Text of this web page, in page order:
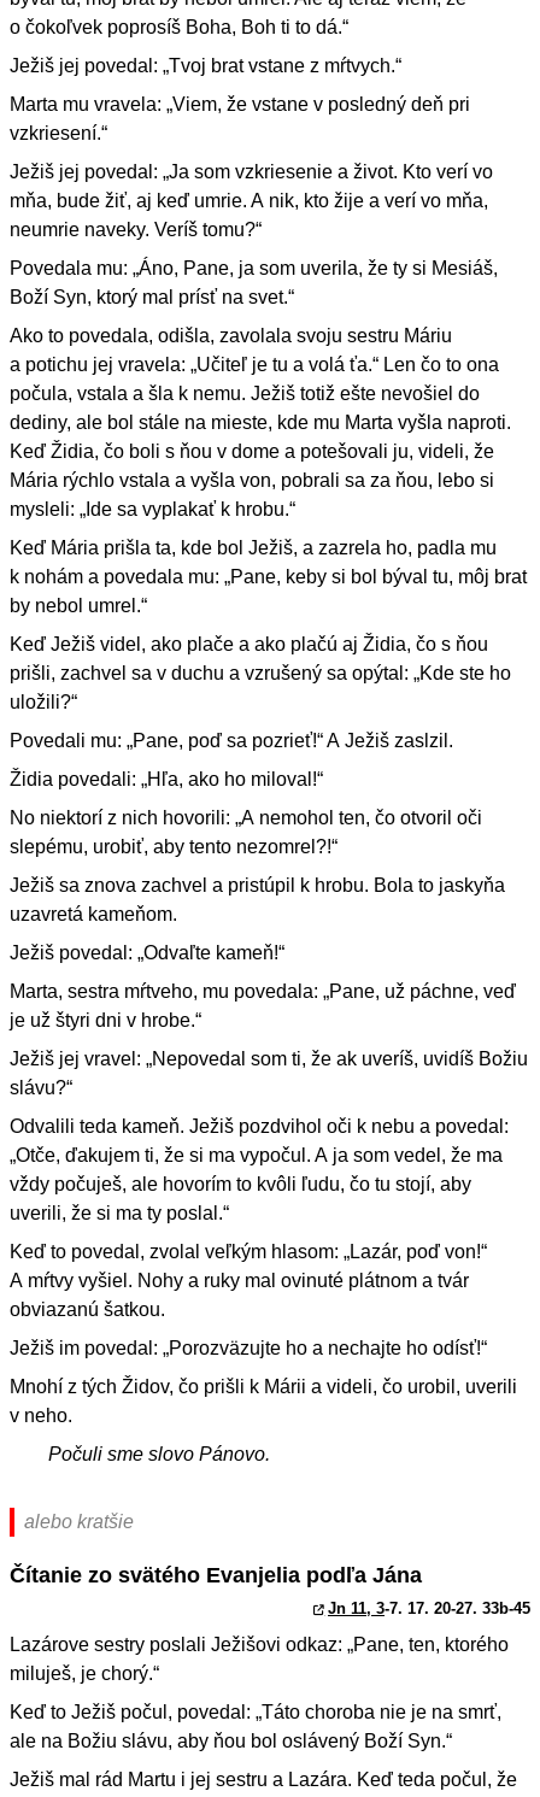
o čokoľvek poprosíš Boha, Boh ti to dá.“
Ježiš jej povedal: „Tvoj brat vstane z mŕtvych.“
Marta mu vravela: „Viem, že vstane v posledný deň pri
vzkriesení.“
Ježiš jej povedal: „Ja som vzkriesenie a život. Kto verí vo
mňa, bude žiť, aj keď umrie. A nik, kto žije a verí vo mňa,
neumrie naveky. Veríš tomu?“
Povedala mu: „Áno, Pane, ja som uverila, že ty si Mesiáš,
Boží Syn, ktorý mal prísť na svet.“
Ako to povedala, odišla, zavolala svoju sestru Máriu
a potichu jej vravela: „Učiteľ je tu a volá ťa.“ Len čo to ona
počula, vstala a šla k nemu. Ježiš totiž ešte nevošiel do
dediny, ale bol stále na mieste, kde mu Marta vyšla naproti.
Keď Židia, čo boli s ňou v dome a potešovali ju, videli, že
Mária rýchlo vstala a vyšla von, pobrali sa za ňou, lebo si
mysleli: „Ide sa vyplakať k hrobu.“
Keď Mária prišla ta, kde bol Ježiš, a zazrela ho, padla mu
k nohám a povedala mu: „Pane, keby si bol býval tu, môj brat
by nebol umrel.“
Keď Ježiš videl, ako plače a ako plačú aj Židia, čo s ňou
prišli, zachvel sa v duchu a vzrušený sa opýtal: „Kde ste ho
uložili?“
Povedali mu: „Pane, poď sa pozrieť!“ A Ježiš zaslzil.
Židia povedali: „Hľa, ako ho miloval!“
No niektorí z nich hovorili: „A nemohol ten, čo otvoril oči
slepému, urobiť, aby tento nezomrel?!“
Ježiš sa znova zachvel a pristúpil k hrobu. Bola to jaskyňa
uzavretá kameňom.
Ježiš povedal: „Odvaľte kameň!“
Marta, sestra mŕtveho, mu povedala: „Pane, už páchne, veď
je už štyri dni v hrobe.“
Ježiš jej vravel: „Nepovedal som ti, že ak uveríš, uvidíš Božiu
slávu?“
Odvalili teda kameň. Ježiš pozdvihol oči k nebu a povedal:
„Otče, ďakujem ti, že si ma vypočul. A ja som vedel, že ma
vždy počuješ, ale hovorím to kvôli ľudu, čo tu stojí, aby
uverili, že si ma ty poslal.“
Keď to povedal, zvolal veľkým hlasom: „Lazár, poď von!“
A mŕtvy vyšiel. Nohy a ruky mal ovinuté plátnom a tvár
obviazanú šatkou.
Ježiš im povedal: „Porozväzujte ho a nechajte ho odísť!“
Mnohí z tých Židov, čo prišli k Márii a videli, čo urobil, uverili
v neho.
Počuli sme slovo Pánovo.
alebo kratšie
Čítanie zo svätého Evanjelia podľa Jána
Jn 11, 3-7. 17. 20-27. 33b-45
Lazárove sestry poslali Ježišovi odkaz: „Pane, ten, ktorého
miluješ, je chorý.“
Keď to Ježiš počul, povedal: „Táto choroba nie je na smrť,
ale na Božiu slávu, aby ňou bol oslávený Boží Syn.“
Ježiš mal rád Martu i jej sestru a Lazára. Keď teda počul, že